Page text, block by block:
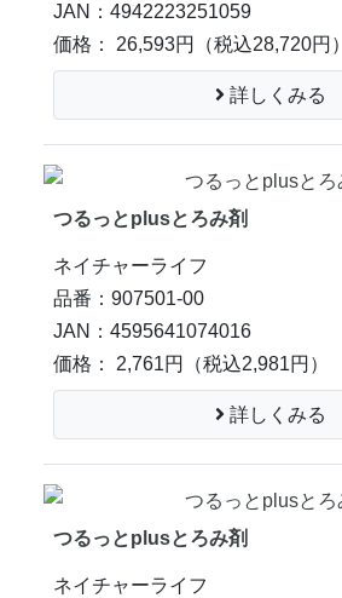
JAN：4942223251059
価格： 26,593円
（税込28,720円）
詳しくみる
つるっとplusとろみ剤
ネイチャーライフ
品番：907501-00
JAN：4595641074016
価格： 2,761円
（税込2,981円）
詳しくみる
つるっとplusとろみ剤
ネイチャーライフ